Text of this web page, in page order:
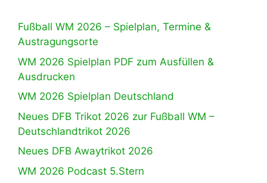
Fußball WM 2026 – Spielplan, Termine &
Austragungsorte
WM 2026 Spielplan PDF zum Ausfüllen &
Ausdrucken
WM 2026 Spielplan Deutschland
Neues DFB Trikot 2026 zur Fußball WM –
Deutschlandtrikot 2026
Neues DFB Awaytrikot 2026
WM 2026 Podcast 5.Stern